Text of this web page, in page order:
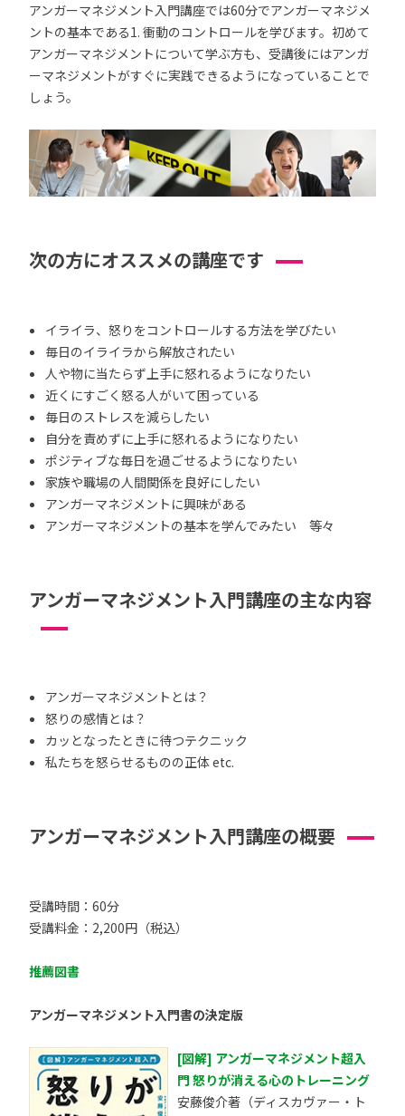
アンガーマネジメント入門講座では60分でアンガーマネジメ
ントの基本である1. 衝動のコントロールを学びます。初めて
アンガーマネジメントについて学ぶ方も、受講後にはアンガ
ーマネジメントがすぐに実践できるようになっていることで
しょう。
次の方にオススメの講座です
イライラ、怒りをコントロールする方法を学びたい
毎日のイライラから解放されたい
人や物に当たらず上手に怒れるようになりたい
近くにすごく怒る人がいて困っている
毎日のストレスを減らしたい
自分を責めずに上手に怒れるようになりたい
ポジティブな毎日を過ごせるようになりたい
家族や職場の人間関係を良好にしたい
アンガーマネジメントに興味がある
アンガーマネジメントの基本を学んでみたい 等々
アンガーマネジメント入門講座の主な内容
アンガーマネジメントとは？
怒りの感情とは？
カッとなったときに待つテクニック
私たちを怒らせるものの正体 etc.
アンガーマネジメント入門講座の概要
受講時間：60分
受講料金：2,200円（税込）
推薦図書
アンガーマネジメント入門書の決定版
[図解] アンガーマネジメント超入
門 怒りが消える心のトレーニング
安藤俊介著（ディスカヴァー・ト